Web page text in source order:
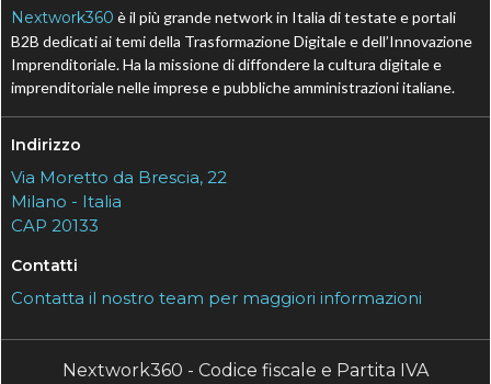
Nextwork360 è il più grande network in Italia di testate e portali
B2B dedicati ai temi della Trasformazione Digitale e dell’Innovazione
Imprenditoriale. Ha la missione di diffondere la cultura digitale e
imprenditoriale nelle imprese e pubbliche amministrazioni italiane.
Indirizzo
Via Moretto da Brescia, 22
Milano - Italia
CAP 20133
Contatti
Contatta il nostro team per maggiori informazioni
Nextwork360 - Codice fiscale e Partita IVA